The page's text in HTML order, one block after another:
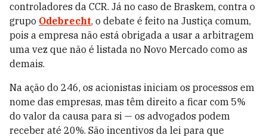
controladores da CCR. Já no caso de Braskem, contra o
grupo Odebrecht, o debate é feito na Justiça comum,
pois a empresa não está obrigada a usar a arbitragem
uma vez que não é listada no Novo Mercado como as
demais.
Na ação do 246, os acionistas iniciam os processos em
nome das empresas, mas têm direito a ficar com 5%
do valor da causa para si — os advogados podem
receber até 20%. São incentivos da lei para que